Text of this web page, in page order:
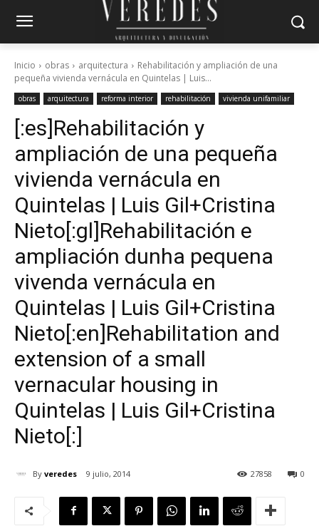
Inicio obras arquitectura
Rehabilitación y ampliación de una
pequeña vivienda vernácula en Quintelas | Luis...
obras arquitectura reforma interior rehabilitación vivienda unifamiliar
[:es]Rehabilitación y
ampliación de una pequeña
vivienda vernácula en
Quintelas | Luis Gil+Cristina
Nieto[:gl]Rehabilitación e
ampliación dunha pequena
vivenda vernácula en
Quintelas | Luis Gil+Cristina
Nieto[:en]Rehabilitation and
extension of a small
vernacular housing in
Quintelas | Luis Gil+Cristina
Nieto[:]
By veredes 9 julio, 2014 0
27858